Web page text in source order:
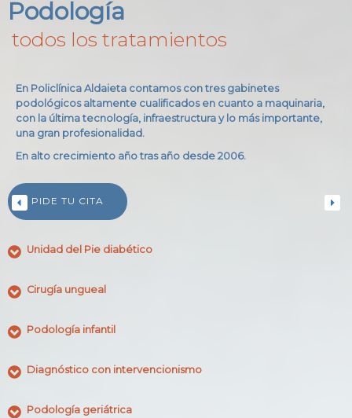
Podología
todos los tratamientos
En Policlínica Aldaieta contamos con tres gabinetes
podológicos altamente cualificados en cuanto a maquinaria,
con la última tecnología, infraestructura y lo más importante,
una gran profesionalidad.
En alto crecimiento año tras año desde 2006.
PIDE TU CITA
Unidad del Pie diabético
Cirugía ungueal
Podología infantil
Diagnóstico con intervencionismo
Podología geriátrica